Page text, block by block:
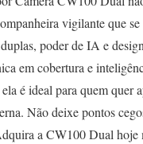
vigilante que se
poder de IA e
em cobertura e
é ideal para quem quer
Não deixe pontos
a CW100 Dual hoje